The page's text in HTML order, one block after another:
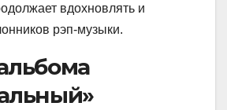
вдохновлять и
рэп-музыки.